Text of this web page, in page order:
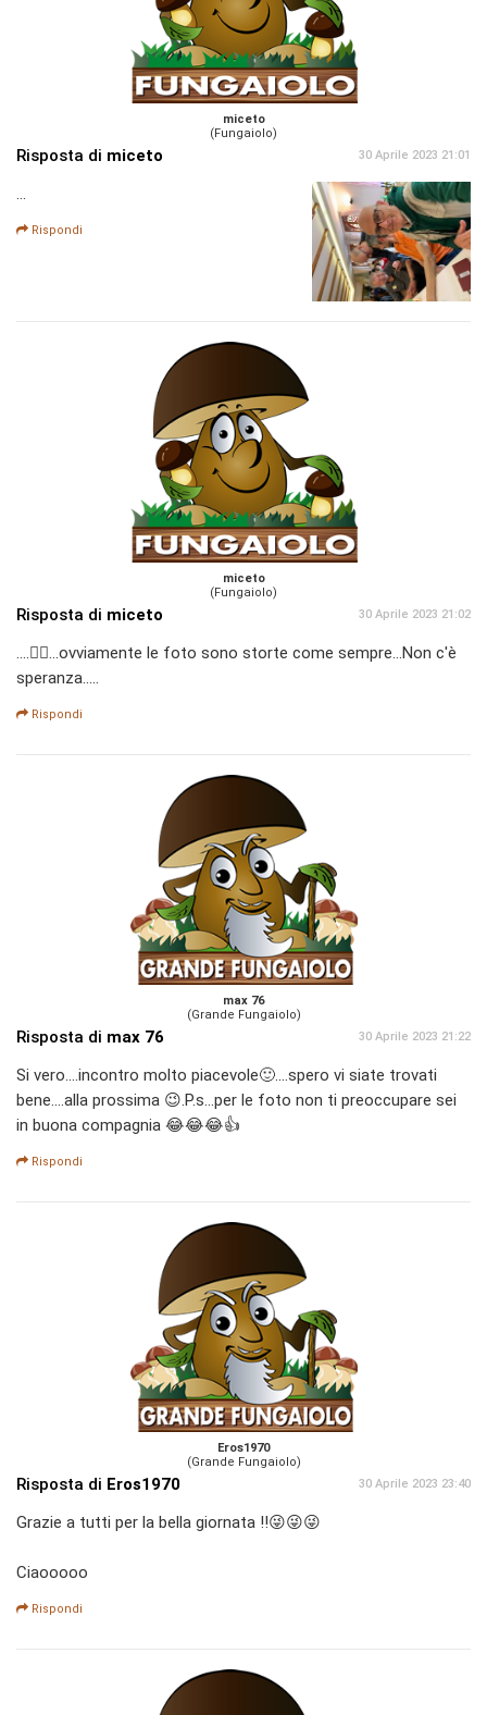
miceto
(Fungaiolo)
Risposta di miceto 30 Aprile 2023 21:01
...
Rispondi
miceto
(Fungaiolo)
Risposta di miceto 30 Aprile 2023 21:02
....🤦‍♂️...ovviamente le foto sono storte come sempre...Non c'è
speranza.....
Rispondi
max 76
(Grande Fungaiolo)
Risposta di max 76 30 Aprile 2023 21:22
Si vero....incontro molto piacevole🙂....spero vi siate trovati
bene....alla prossima 😉.P.s...per le foto non ti preoccupare sei
in buona compagnia 😂😂😂👍
Rispondi
Eros1970
(Grande Fungaiolo)
Risposta di Eros1970 30 Aprile 2023 23:40
Grazie a tutti per la bella giornata !!😜😜😜
Ciaooooo
Rispondi